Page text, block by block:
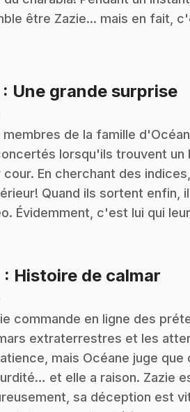
être Zazie... mais en fait,
: Une grande surprise.
membres de la famille
lorsqu'ils trouvent un
cour. En cherchant des
Quand ils sortent enfin,
Évidemment, c'est lui qui
: Histoire de calmar
commande en ligne des
extraterrestres et les
mais Océane juge que
et elle a raison. Zazie
sa déception est